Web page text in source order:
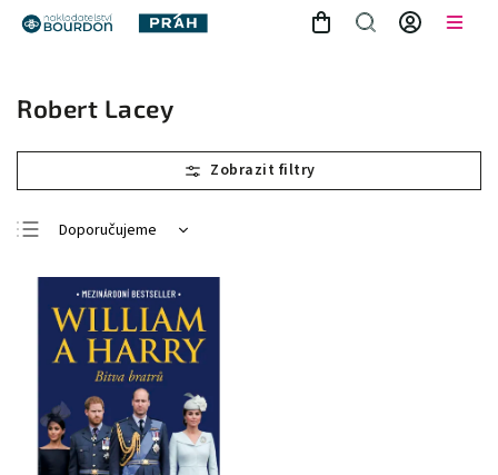
Robert Lacey
Doporučujeme
Nejdražší
Nejprodávanější
Abecedně